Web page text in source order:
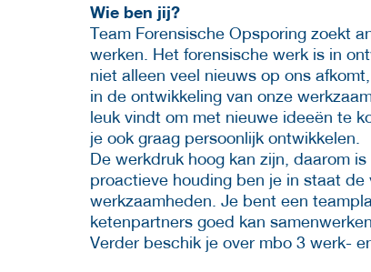
Wie ben jij?
Team Forensische Opsporing zoekt
werken. Het forensische werk is in
niet alleen veel nieuws op ons
in de ontwikkeling van onze
leuk vindt om met nieuwe ideeën te
je ook graag persoonlijk ontwikkelen.
De werkdruk hoog kan zijn, daarom
proactieve houding ben je in staat
werkzaamheden. Je bent een
ketenpartners goed kan
Verder beschik je over mbo 3 werk-